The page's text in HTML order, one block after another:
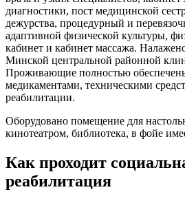
диагностики, пост медицинской
дежурства, процедурный и
адаптивной физической культуры,
кабинет и кабинет массажа.
Минской центральной районной
Проживающие полностью
медикаментами, техническими
реабилитации.
Оборудовано помещение для
кинотеатром, библиотека, в фойе
Как проходит
реабилитация